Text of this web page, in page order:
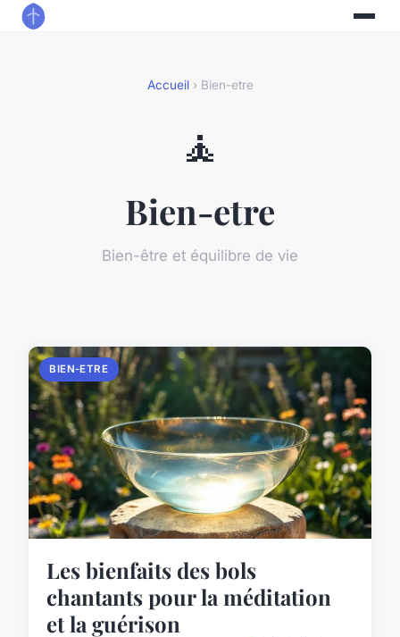
Accueil› Bien-etre
🧘
Bien-etre
Bien-être et équilibre de vie
BIEN-ETRE
Les bienfaits des bols
chantants pour la méditation
et la guérison